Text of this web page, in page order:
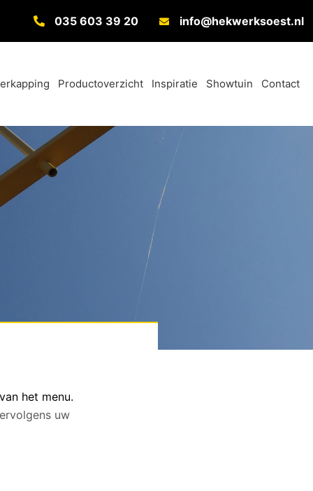
035 603 39 20 info@hekwerksoest.nl
Productoverzicht Inspiratie Showtuin Contact
het menu.
uw